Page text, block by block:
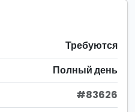
Требуются
Полный день
#83626